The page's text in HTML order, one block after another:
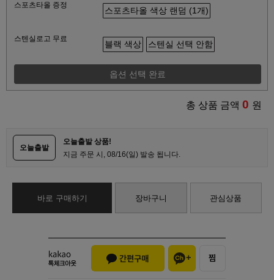
스포츠타올 증정
스포츠타올 색상 랜덤 (1개)
스텐실로고 무료
블랙 색상 스텐실 선택 안함
옵션 선택 완료
총 상품 금액 0 원
오늘출발
오늘출발 상품!
지금 주문 시, 08/16(일) 발송 됩니다.
바로 구매하기 장바구니 관심상품